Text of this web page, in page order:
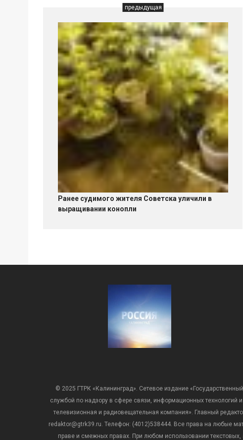
предыдущая
Ранее судимого жителя Советска уличили в
выращивании конопли
© 2025 ГТРК «Калининград». Сетевое издание
службой по надзору в сфере связи, информационных технологий
телевизионная и радиовещательная компания». Главный
redaktor@gtrk39.ru. Телефон: (4012)538444. Все права на любые
праве и смежных правах. При любом использовании